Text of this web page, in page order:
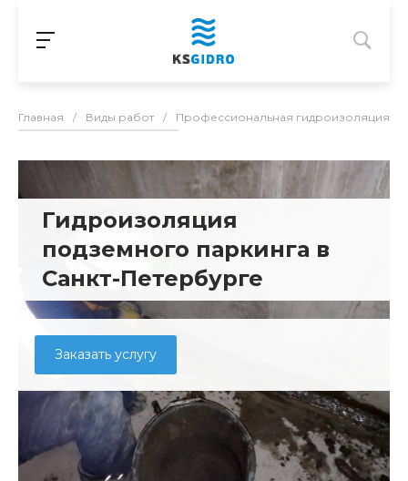
Главная / Виды работ / Профессиональная гидроизоляция в
Гидроизоляция
подземного паркинга в
Санкт-Петербурге
Заказать услугу